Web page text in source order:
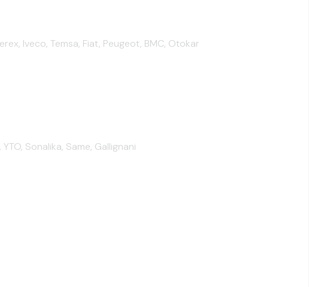
Iveco, Temsa, Fiat, Peugeot, BMC, Otokar
Sonalika, Same, Gallignani